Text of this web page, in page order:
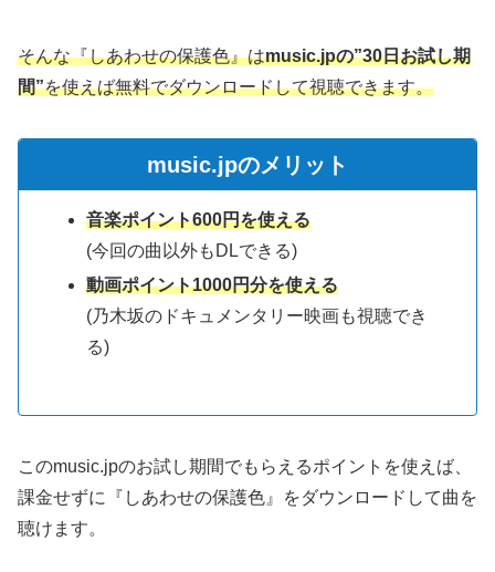
そんな『しあわせの保護色』はmusic.jpの”30日お試し期
間”を使えば無料でダウンロードして視聴できます。
music.jpのメリット
音楽ポイント600円を使える
(今回の曲以外もDLできる)
動画ポイント1000円分を使える
(乃木坂のドキュメンタリー映画も視聴でき
る)
このmusic.jpのお試し期間でもらえるポイントを使えば、
課金せずに『しあわせの保護色』をダウンロードして曲を
聴けます。